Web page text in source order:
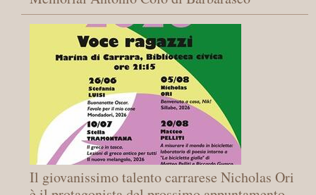
Il giovanissimo talento carrarese Nicholas Ori